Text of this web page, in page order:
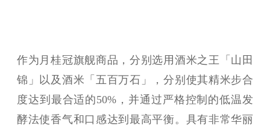
作为月桂冠旗舰商品，分别选用酒米之王「山田
锦」以及酒米「五百万石」，分别使其精米步合
度达到最合适的50%，并通过严格控制的低温发
酵法使香气和口感达到最高平衡。具有非常华丽